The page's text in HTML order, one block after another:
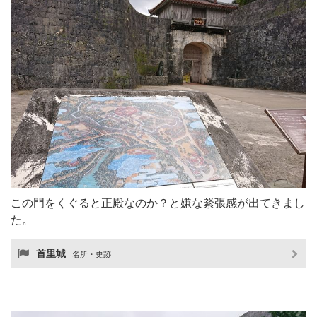
この門をくぐると正殿なのか？と嫌な緊張感が出てきまし
た。
首里城 名所・史跡